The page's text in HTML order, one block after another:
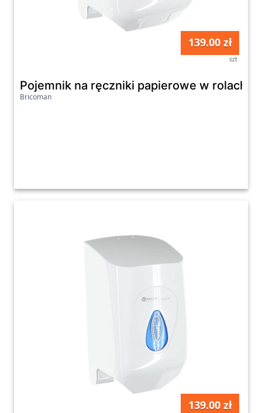
139.00 zł
szt
Pojemnik na ręczniki papierowe w rolach
Bricoman
139.00 zł